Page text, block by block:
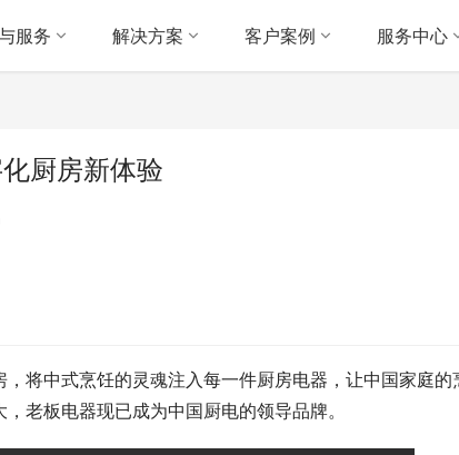
服务 解决方案 客户案例 服务中心
厨房新体验
将中式烹饪的灵魂注入每一件厨房电器，让中国家庭的
老板电器现已成为中国厨电的领导品牌。